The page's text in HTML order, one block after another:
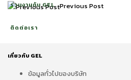
ร่วมงานกับ GEL
ติดต่อเรา
Previous Post
เกี่ยวกับ GEL
ข้อมูลทั่วไปของบริษัท